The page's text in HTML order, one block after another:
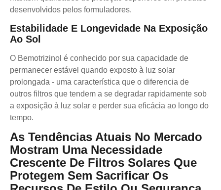
desenvolvidos pelos formuladores.
Estabilidade E Longevidade Na Exposição
Ao Sol
O Bemotrizinol é conhecido por sua capacidade de
permanecer estável quando exposto à luz solar
prolongada - uma característica que o diferencia de
outros filtros que tendem a se degradar rapidamente sob
a exposição à luz solar e perder sua eficácia ao longo do
tempo.
As Tendências Atuais No Mercado
Mostram Uma Necessidade
Crescente De Filtros Solares Que
Protegem Sem Sacrificar Os